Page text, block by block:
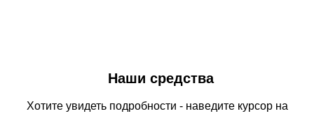
Наши средства
Хотите увидеть подробности - наведите курсор на